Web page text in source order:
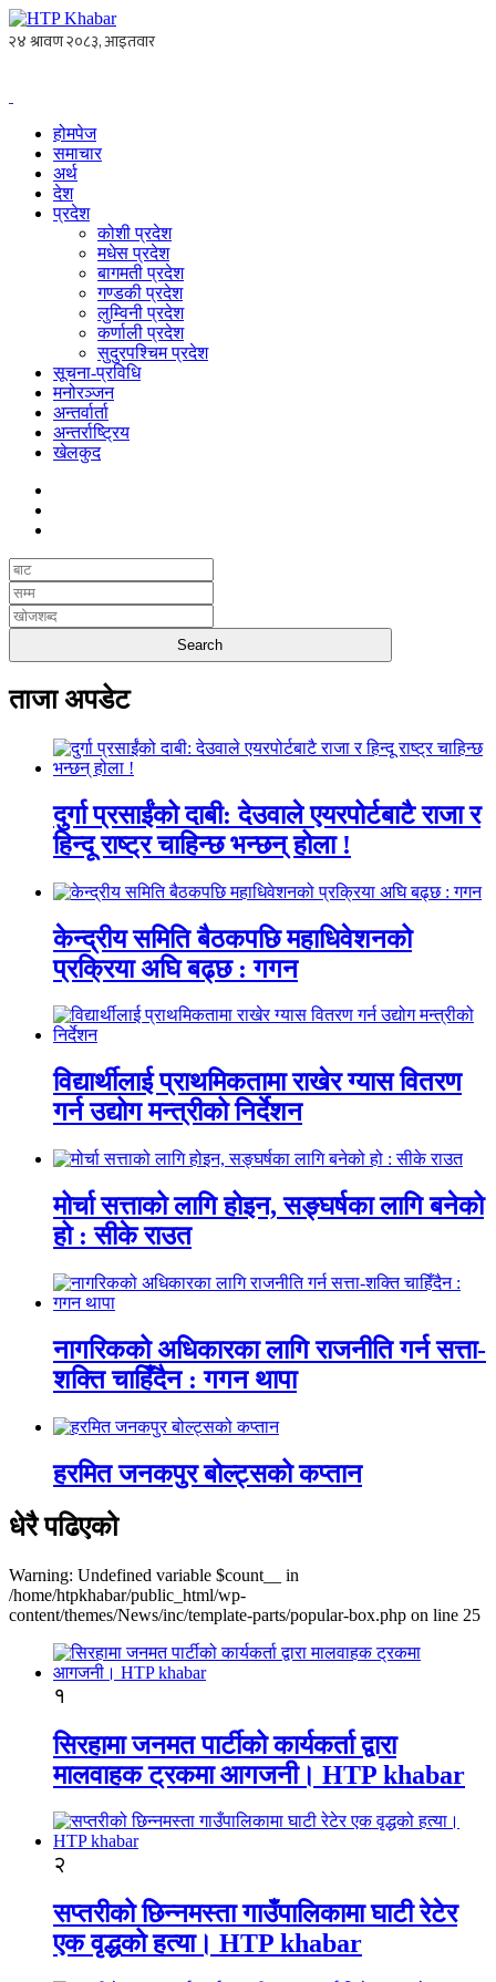
होमपेज
समाचार
अर्थ
देश
प्रदेश
कोशी प्रदेश
मधेस प्रदेश
बागमती प्रदेश
गण्डकी प्रदेश
लुम्विनी प्रदेश
कर्णाली प्रदेश
सुदुरपश्चिम प्रदेश
सूचना-प्रविधि
मनोरञ्जन
अन्तर्वार्ता
अन्तर्राष्ट्रिय
खेलकुद
ताजा अपडेट
दुर्गा प्रसाईंको दाबी: देउवाले एयरपोर्टबाटै राजा र
हिन्दू राष्ट्र चाहिन्छ भन्छन् होला !
केन्द्रीय समिति बैठकपछि महाधिवेशनको
प्रक्रिया अघि बढ्छ : गगन
विद्यार्थीलाई प्राथमिकतामा राखेर ग्यास वितरण
गर्न उद्योग मन्त्रीको निर्देशन
मोर्चा सत्ताको लागि होइन, सङ्घर्षका लागि बनेको
हो : सीके राउत
नागरिकको अधिकारका लागि राजनीति गर्न सत्ता-
शक्ति चाहिँदैन : गगन थापा
हरमित जनकपुर बोल्ट्सको कप्तान
धेरै पढिएको
Warning: Undefined variable $count__ in
/home/htpkhabar/public_html/wp-
content/themes/News/inc/template-parts/popular-box.php on line 25
१
सिरहामा जनमत पार्टीको कार्यकर्ता द्वारा
मालवाहक ट्रकमा आगजनी। HTP khabar
२
सप्तरीको छिन्नमस्ता गाउँपालिकामा घाटी रेटेर
एक वृद्धको हत्या। HTP khabar